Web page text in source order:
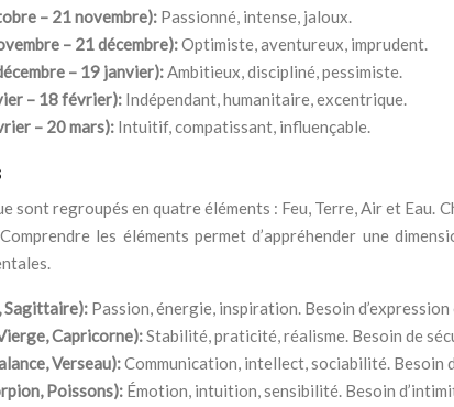
– 21 novembre): Passionné, intense, jaloux.
– 21 décembre):Optimiste, aventureux, imprudent.
– 19 janvier):Ambitieux, discipliné, pessimiste.
– 18 février): Indépendant, humanitaire, excentrique.
– 20 mars): Intuitif, compatissant, influençable.
sont regroupés en quatre éléments : Feu, Terre, Air et
les éléments permet d’appréhender une
Sagittaire): Passion, énergie, inspiration. Besoin
Capricorne):Stabilité, praticité, réalisme. Besoin de
Verseau):Communication, intellect, sociabilité. Besoin
Poissons): Émotion, intuition, sensibilité. Besoin